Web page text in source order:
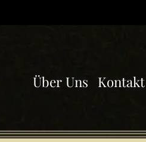
Über Uns Kontakt